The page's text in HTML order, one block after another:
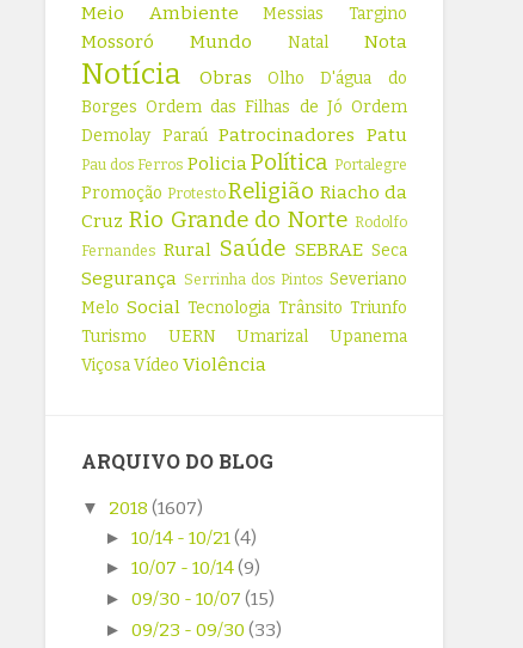
Meio Ambiente Messias Targino
Mossoró Mundo Natal Nota
Notícia Obras
Olho D'água do
Borges Ordem das Filhas de Jó Ordem
Demolay Paraú Patrocinadores Patu
Pau dos Ferros PoliciaPolítica Portalegre
Promoção ProtestoReligião Riacho da
Cruz Rio Grande do Norte Rodolfo
Fernandes Rural Saúde SEBRAE Seca
Segurança Serrinha dos Pintos Severiano
Melo Social Tecnologia Trânsito Triunfo
Turismo
UERN Umarizal
Upanema
ViçosaVídeo Violência
ARQUIVO DO BLOG
▼ 2018(1607)
► 10/14 - 10/21(4)
► 10/07 - 10/14(9)
► 09/30 - 10/07 (15)
► 09/23 - 09/30 (33)